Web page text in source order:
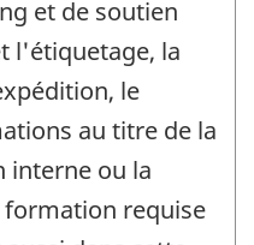
et de soutien
l'étiquetage, la
le
au titre de la
interne ou la
requise